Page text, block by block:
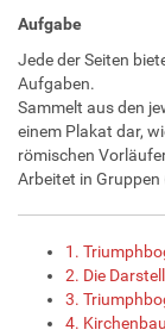
Aufgabe
Jede der Seiten
Aufgaben.
Sammelt aus den
einem Plakat dar,
römischen
Arbeitet in Gruppen
1.
2. Die
3.
4.